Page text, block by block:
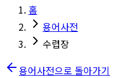
홈
용어사전
수렵장
용어사전으로 돌아가기